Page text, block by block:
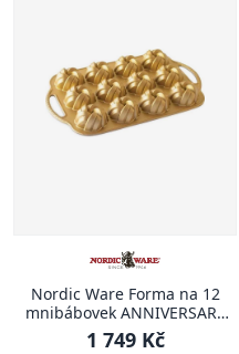
Nordic Ware Forma na 12
mnibábovek ANNIVERSARY
PROPLETENÁ
1 749 Kč